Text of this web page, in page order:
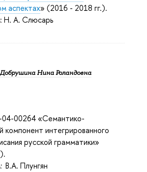
аспектах» (2016 - 2018 гг.).
: Н. А. Слюсарь
Добрушина Нина Роландовна
04-00264 «Семантико-
компонент интегрированного
русской грамматики»
В.А. Плунгян